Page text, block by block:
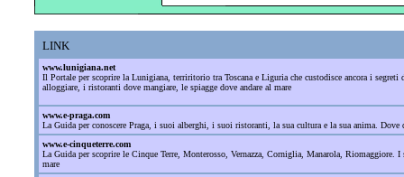
LINK
www.lunigiana.net
Il Portale per scoprire la Lunigiana, terriritorio tra Toscana e Liguria che custodisce ancora i
alloggiare, i ristoranti dove mangiare, le spiagge dove andare al mare
www.e-praga.com
La Guida per conoscere Praga, i suoi alberghi, i suoi ristoranti, la sua cultura e la sua anima.
www.e-cinqueterre.com
La Guida per scoprire le Cinque Terre, Monterosso, Vernazza, Corniglia, Manarola,
mare